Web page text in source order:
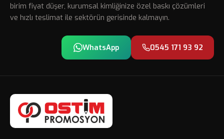
birim fiyat düşer, kurumsal kimliğinize özel baskı çözümleri
ve hızlı teslimat ile sektörün gerisinde kalmayın.
WhatsApp 0545 171 93 92